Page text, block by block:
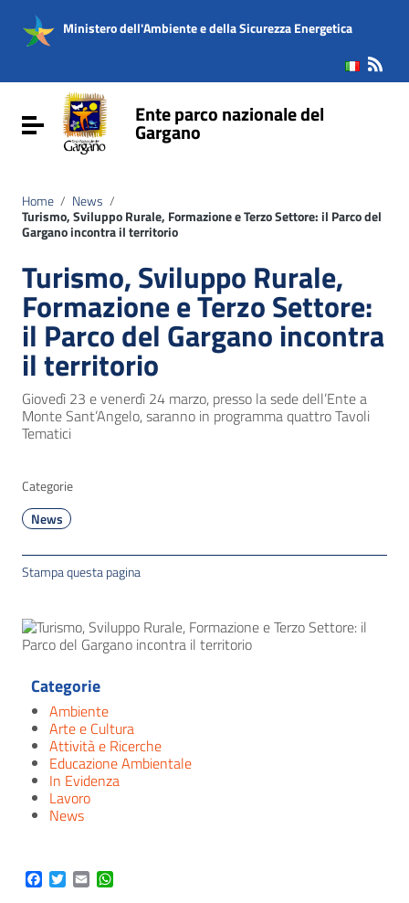
Vai al menu di navigazione
Vai al footer
Ministero dell'Ambiente e della Sicurezza Energetica
Attiva / disattiva la navigazioneEnte parco nazionale del
Gargano
Home / News /
Turismo, Sviluppo Rurale, Formazione e Terzo Settore: il Parco del
Gargano incontra il territorio
Turismo, Sviluppo Rurale,
Formazione e Terzo Settore:
il Parco del Gargano incontra
il territorio
Giovedì 23 e venerdì 24 marzo, presso la sede dell’Ente a
Monte Sant’Angelo, saranno in programma quattro Tavoli
Tematici
Categorie
News
Stampa questa pagina
Categorie
Ambiente
Arte e Cultura
Attività e Ricerche
Educazione Ambientale
In Evidenza
Lavoro
News
Facebook
Twitter
Email